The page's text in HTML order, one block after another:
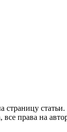
страницу статьи.
права на